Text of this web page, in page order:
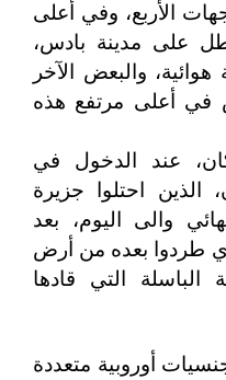
الأربع، وفي أعلى
على مدينة بادس،
والبعض الآخر
في أعلى مرتفع هذه
عند الدخول في
احتلوا جزيرة
بشكل نهائي والى اليوم، بعد
الأول في 1508، الذي طردوا بعده من أرض
الباسلة التي قادها
أوروبية متعددة